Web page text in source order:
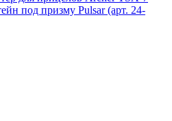
под призму Pulsar (арт. 24-